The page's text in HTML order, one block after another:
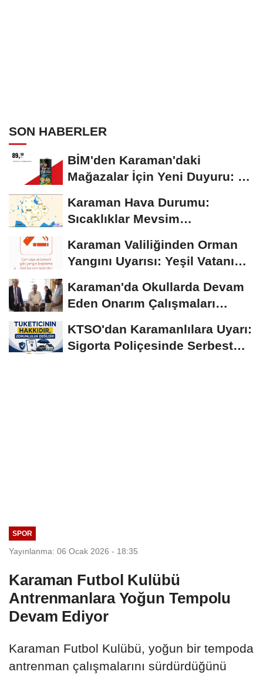
SON HABERLER
BİM'den Karaman'daki
Mağazalar İçin Yeni Duyuru: 11
Karaman Hava Durumu:
Sıcaklıklar Mevsim
Seyrediyor
Karaman Valiliğinden Orman
Yangını Uyarısı: Yeşil Vatanı
Karaman'da Okullarda Devam
Eden Onarım Çalışmaları
KTSO'dan Karamanlılara Uyarı:
Sigorta Poliçesinde Serbest
SPOR
Yayınlanma: 06 Ocak 2026 - 18:35
Karaman Futbol Kulübü
Antrenmanlara Yoğun Tempolu
Devam Ediyor
Karaman Futbol Kulübü, yoğun bir tempoda
antrenman çalışmalarını sürdürdüğünü